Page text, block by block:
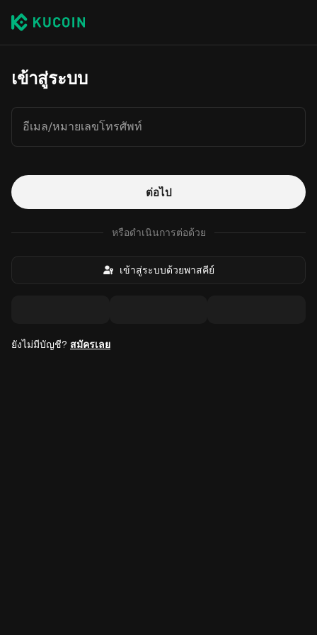
เข้าสู่ระบบ
อีเมล/หมายเลขโทรศัพท์
ต่อไป
หรือดำเนินการต่อด้วย
เข้าสู่ระบบด้วยพาสคีย์
ยังไม่มีบัญชี? สมัครเลย